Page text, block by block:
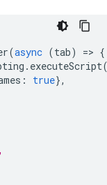
(async (tab) => {
. executeScript
: true},